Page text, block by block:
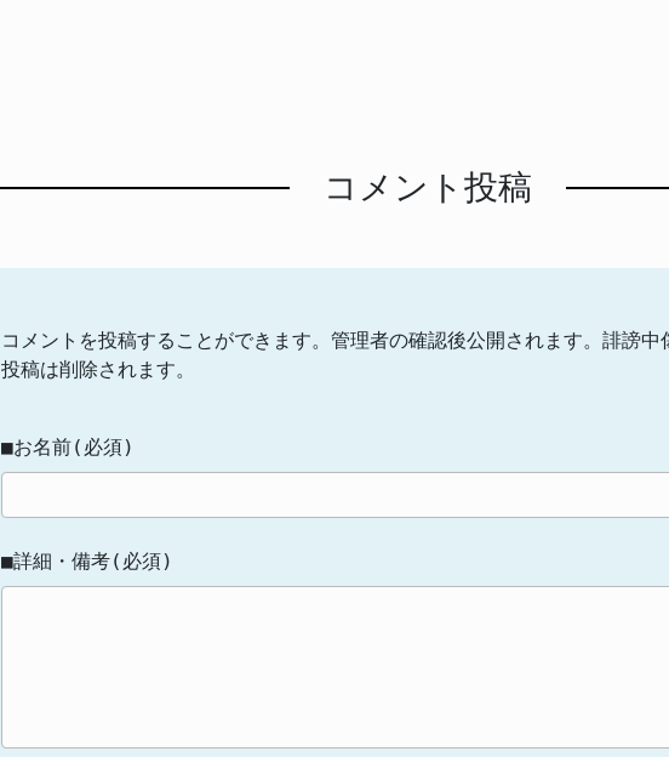
コメント投稿
コメントを投稿することができます。管理者の確認後公開されます。誹謗中
投稿は削除されます。
■お名前(必須)
■詳細・備考(必須)